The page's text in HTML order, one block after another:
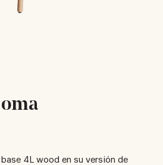
4L wood en su versión de